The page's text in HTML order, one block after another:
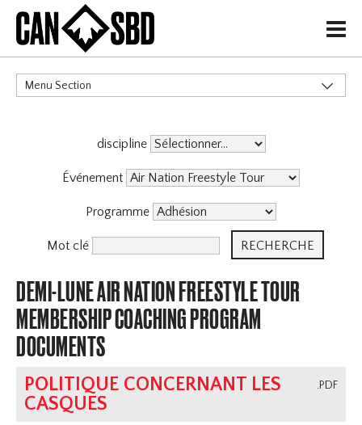
H
Menu Section
Événements & Compétitions
discipline
Événement
Programme
Mot clé
DEMI-LUNE AIR NATION FREESTYLE TOUR
MEMBERSHIP COACHING PROGRAM
DOCUMENTS
.PDF
POLITIQUE CONCERNANT LES
CASQUES